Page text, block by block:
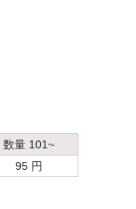
数量 101~
95 円